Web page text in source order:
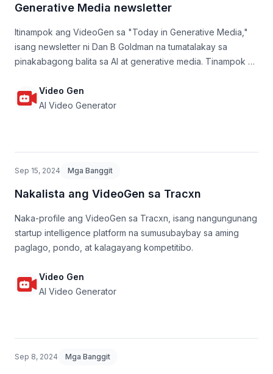
Generative Media newsletter
Itinampok ang VideoGen sa "Today in Generative Media,"
isang newsletter ni Dan B Goldman na tumatalakay sa
pinakabagong balita sa AI at generative media. Tinampok sa
unang AI sa mundo na kayang gumawa at mag-edit ng video
para sa iyo."
Video Gen
AI Video Generator
Sep 15, 2024 Mga Banggit
Nakalista ang VideoGen sa Tracxn
Naka-profile ang VideoGen sa Tracxn, isang nangungunang
startup intelligence platform na sumusubaybay sa aming
paglago, pondo, at kalagayang kompetitibo.
Video Gen
AI Video Generator
Sep 8, 2024 Mga Banggit